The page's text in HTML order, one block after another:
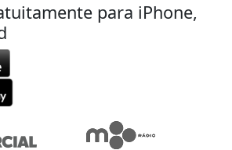
para iPhone,